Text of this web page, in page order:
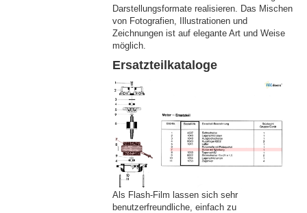
Darstellungsformate realisieren. Das Mischen
von Fotografien, Illustrationen und
Zeichnungen ist auf elegante Art und Weise
möglich.
Ersatzteilkataloge
Als Flash-Film lassen sich sehr
benutzerfreundliche, einfach zu